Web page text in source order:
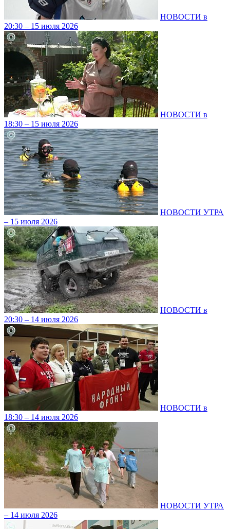
НОВОСТИ в
20:30 – 15 июля 2026
НОВОСТИ в
18:30 – 15 июля 2026
НОВОСТИ УТРА
– 15 июля 2026
НОВОСТИ в
20:30 – 14 июля 2026
НОВОСТИ в
18:30 – 14 июля 2026
НОВОСТИ УТРА
– 14 июля 2026